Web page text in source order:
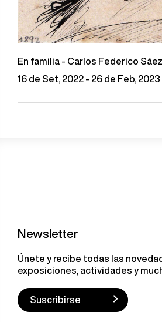
En familia - Carlos Federico Sáez
16 de Set, 2022 - 26 de Feb, 2023
Newsletter
Únete y recibe todas las
exposiciones, actividades y
Suscribirse